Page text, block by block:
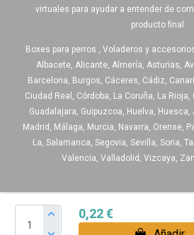
0,22 €
virtuales para ayudar a entender de
producto final.
Boxes para perros , Voladeros y
Albacete, Alicante, Almería, Asturias,
Barcelona, Burgos, Cáceres, Cádiz,
Ciudad Real, Córdoba, La Coruña, La
Guadalajara, Guipuzcoa, Huelva, Huesca,
Madrid, Málaga, Murcia, Navarra, Orense,
La, Salamanca, Segovia, Sevilla, Soria,
Valencia, Valladolid, Vizcaya,